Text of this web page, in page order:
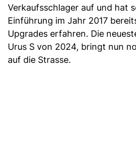
Verkaufsschlager auf und hat
Einführung im Jahr 2017
Upgrades erfahren. Die
Urus S von 2024, bringt nun
auf die Strasse.